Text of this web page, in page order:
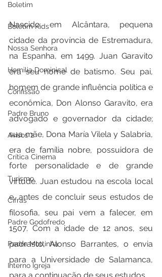
Boletim
Boletim Kids
Nossa Senhora
Homilia Dominical
Confissão
Padre Bruno
Avisos 2
Crítica Cinema
Turismo
Cifras
Padre Godofredo
Padre Mottinha
Interno Igreja
Nascido em Alcântara, pequena
cidade da província de Estremadura,
na Espanha, em 1499. Juan Garavito
era seu nome de batismo. Seu pai,
homem de grande influência política e
econômica, Don Alonso Garavito, era
advogado e governador da cidade;
sua mãe, Dona María Vilela y Salabria,
era de família nobre, possuidora de
forte personalidade e de grande
virtude. Juan estudou na escola local
e, antes de concluir seus estudos de
filosofia, seu pai vem a falecer, em
1507. Com a idade de 12 anos, seu
padrasto, Alonso Barrantes, o envia
para a Universidade de Salamanca,
para a continuação de seus estudos